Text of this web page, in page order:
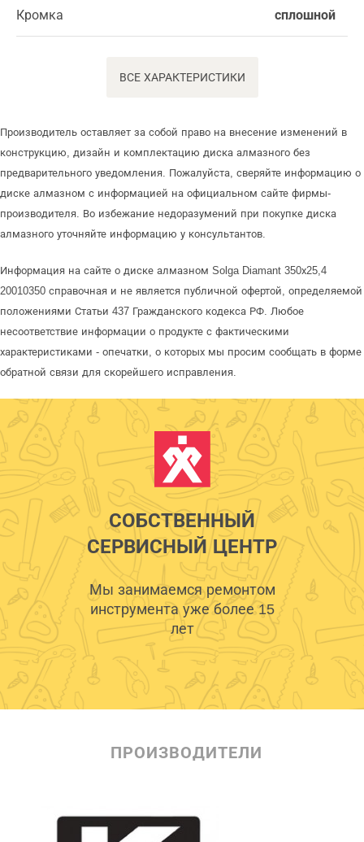
Кромка сплошной
ВСЕ ХАРАКТЕРИСТИКИ
Производитель оставляет за собой право на внесение изменений в
конструкцию, дизайн и комплектацию диска алмазного без
предварительного уведомления. Пожалуйста, сверяйте информацию о
диске алмазном с информацией на официальном сайте фирмы-
производителя. Во избежание недоразумений при покупке диска
алмазного уточняйте информацию у консультантов.
Информация на сайте о диске алмазном Solga Diamant 350х25,4
20010350 справочная и не является публичной офертой, определяемой
положениями Статьи 437 Гражданского кодекса РФ. Любое
несоответствие информации о продукте с фактическими
характеристиками - опечатки, о которых мы просим сообщать в форме
обратной связи для скорейшего исправления.
СОБСТВЕННЫЙ
СЕРВИСНЫЙ ЦЕНТР
Мы занимаемся ремонтом
инструмента уже более 15
лет
ПРОИЗВОДИТЕЛИ